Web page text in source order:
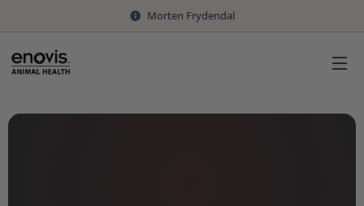
Morten Frydendal